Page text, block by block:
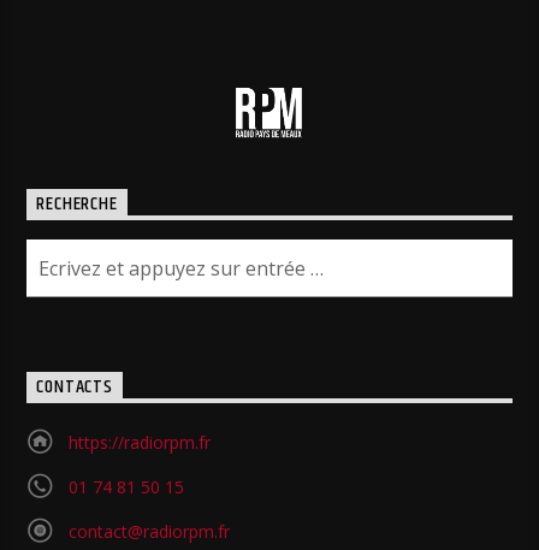
RECHERCHE
CONTACTS
https://radiorpm.fr
01 74 81 50 15
contact@radiorpm.fr